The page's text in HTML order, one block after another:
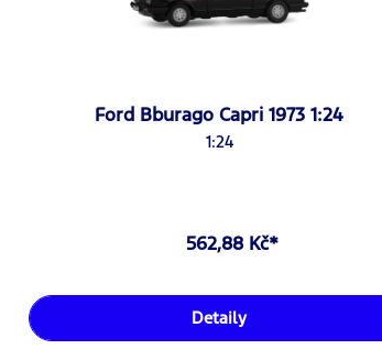
Ford Bburago Capri 1973 1:24
1:24
562,88 Kč*
Detaily